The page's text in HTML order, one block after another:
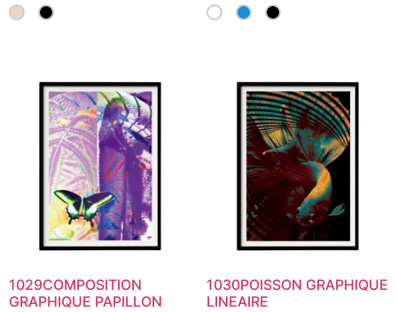
produit
Les
options
peuvent
être
choisies
sur
la
page
produit
produit
Les
options
peuvent
être
choisies
sur
la
page
produit
1029COMPOSITION
GRAPHIQUE PAPILLON
1030POISSON GRAPHIQUE
LINEAIRE